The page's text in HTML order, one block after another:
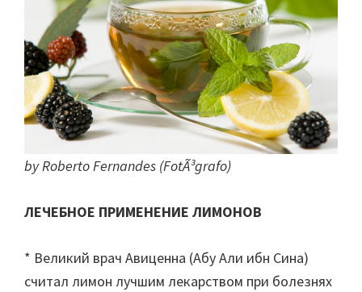
by Roberto Fernandes (FotÃ³grafo)
ЛЕЧЕБНОЕ ПРИМЕНЕНИЕ ЛИМОНОВ
* Великий врач Авиценна (Абу Али ибн Сина)
считал лимон лучшим лекарством при болезнях